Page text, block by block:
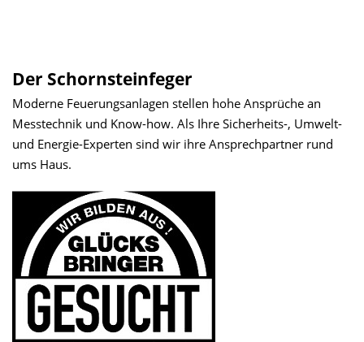
Der Schornsteinfeger
Moderne Feuerungsanlagen stellen hohe Ansprüche an
Messtechnik und Know-how. Als Ihre Sicherheits-, Umwelt-
und Energie-Experten sind wir ihre Ansprechpartner rund
ums Haus.